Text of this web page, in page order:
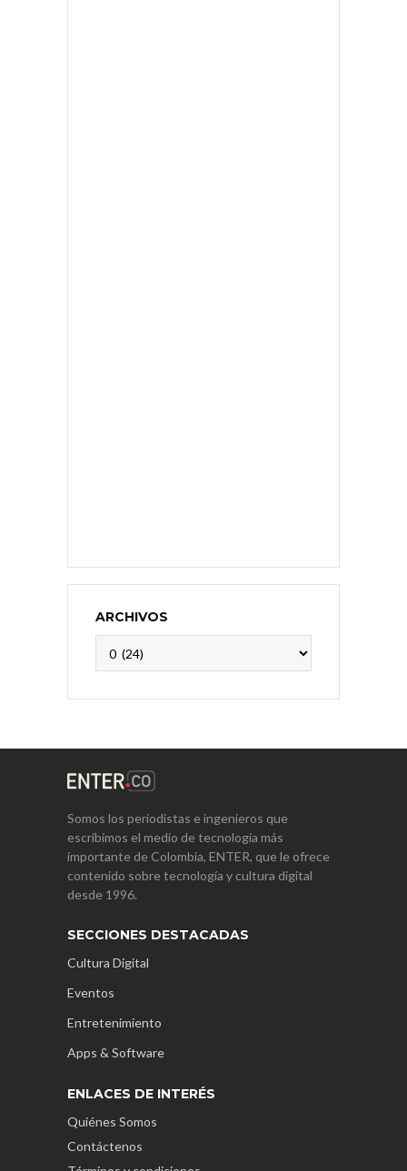
ARCHIVOS
Somos los periodistas e ingenieros que
escribimos el medio de tecnología más
importante de Colombia, ENTER, que le ofrece
contenido sobre tecnología y cultura digital
desde 1996.
SECCIONES DESTACADAS
Cultura Digital
Eventos
Entretenimiento
Apps & Software
ENLACES DE INTERÉS
Quiénes Somos
Contáctenos